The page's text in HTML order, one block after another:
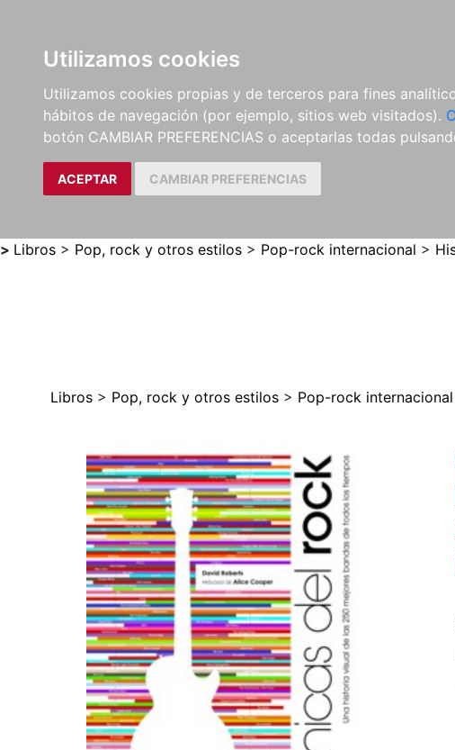
Utilizamos cookies
Utilizamos cookies propias y de terceros para fines
hábitos de navegación (por ejemplo, sitios web visitados).
botón CAMBIAR PREFERENCIAS o aceptarlas todas
ACEPTAR CAMBIAR PREFERENCIAS
LIBROS
MÉTODOS Y
EJERCICIOS
PARTITURAS Y EDICIONES
CRÍTICAS
> Libros > Pop, rock y otros estilos > Pop-rock internacional >
Libros > Pop, rock y otros estilos > Pop-rock internacional